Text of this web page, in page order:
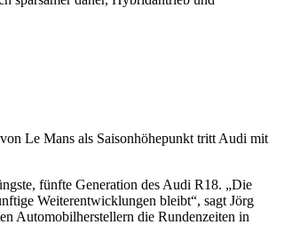
Le Mans als Saisonhöhepunkt tritt Audi mit
fünfte Generation des Audi R18. „Die
Weiterentwicklungen bleibt“, sagt Jörg
Automobilherstellern die Rundenzeiten in